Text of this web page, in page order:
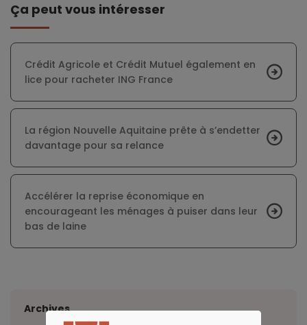
Ça peut vous intéresser
Crédit Agricole et Crédit Mutuel également en
lice pour racheter ING France
La région Nouvelle Aquitaine prête à s’endetter
davantage pour sa relance
Accélérer la reprise économique en
encourageant les ménages à puiser dans leur
bas de laine
Archives